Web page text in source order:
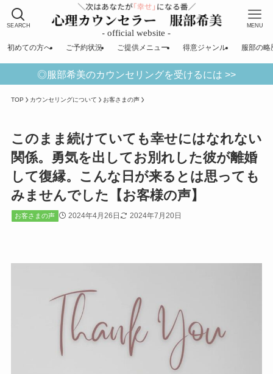
SEARCH MENU
初めての方へ ご予約状況 ご提供メニュー 得意ジャンル 服部の略
◎服部希美のカウンセリングを受けるには >>
TOP カウンセリングについて お客さまの声
このまま続けていても幸せにはなれない
関係。勇気を出してお別れした彼が離婚
して復縁。こんな日が来るとは思っても
みませんでした【お客様の声】
お客さまの声 2024年4月26日 2024年7月20日